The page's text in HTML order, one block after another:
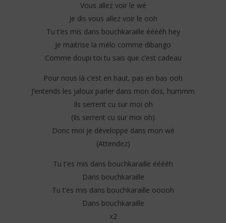
NOW VIEWING
Ste Milano – Bouchkaraille (Lyrics)
Vous allez voir le wé
Je dis vous allez voir le ooh
Tu t’es mis dans bouchkaraille ééééh hey
Je maitrise la mélo comme dibango
Comme doupi toi tu sais que c’est cadeau
Pour nous là c’est en haut, pas en bas ooh
J’entends les jaloux parler dans mon dos, hummm
Ils serrent cu sur moi oh
(Ils serrent cu sur moi oh)
Donc moi je développe dans mon wé
(Attendez)
Tu t’es mis dans bouchkaraille ééééh
Dans bouchkaraille
Tu t’es mis dans bouchkaraille ooooh
Dans bouchkaraille
x2